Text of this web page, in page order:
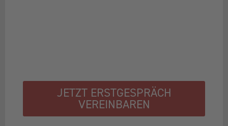
JETZT ERSTGESPRÄCH
VEREINBAREN